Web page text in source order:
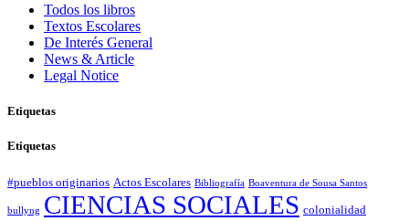
Todos los libros
Textos Escolares
De Interés General
News & Article
Legal Notice
Etiquetas
Etiquetas
#pueblos originarios Actos Escolares Bibliografía Boaventura de Sousa Santos
bullyng CIENCIAS SOCIALES colonialidad